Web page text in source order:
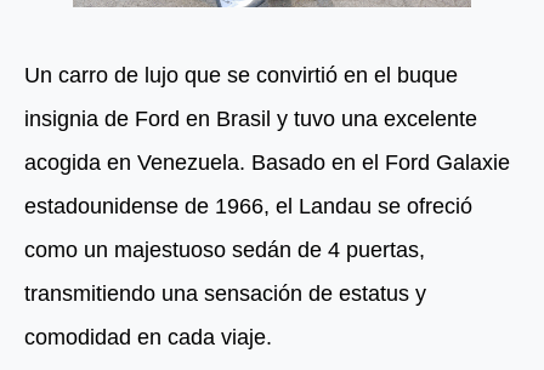
Un carro de lujo que se convirtió en el buque
insignia de Ford en Brasil y tuvo una excelente
acogida en Venezuela. Basado en el Ford Galaxie
estadounidense de 1966, el Landau se ofreció
como un majestuoso sedán de 4 puertas,
transmitiendo una sensación de estatus y
comodidad en cada viaje.